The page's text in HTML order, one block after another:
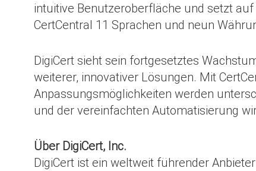
intuitive Benutzeroberfläche und setzt
CertCentral 11 Sprachen und neun
DigiCert sieht sein fortgesetztes
weiterer, innovativer Lösungen. Mit
Anpassungsmöglichkeiten werden
und der vereinfachten Automatisierung
Über DigiCert, Inc.
DigiCert ist ein weltweit führender